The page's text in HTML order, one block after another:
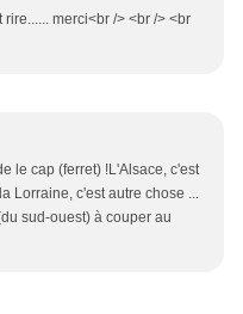
merci<br /> <br /> <br
le cap (ferret) !L'Alsace, c'est
Lorraine, c'est autre chose ...
sud-ouest) à couper au